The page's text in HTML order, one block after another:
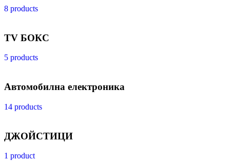
8 products
TV БОКС
5 products
Автомобилна електроника
14 products
ДЖОЙСТИЦИ
1 product